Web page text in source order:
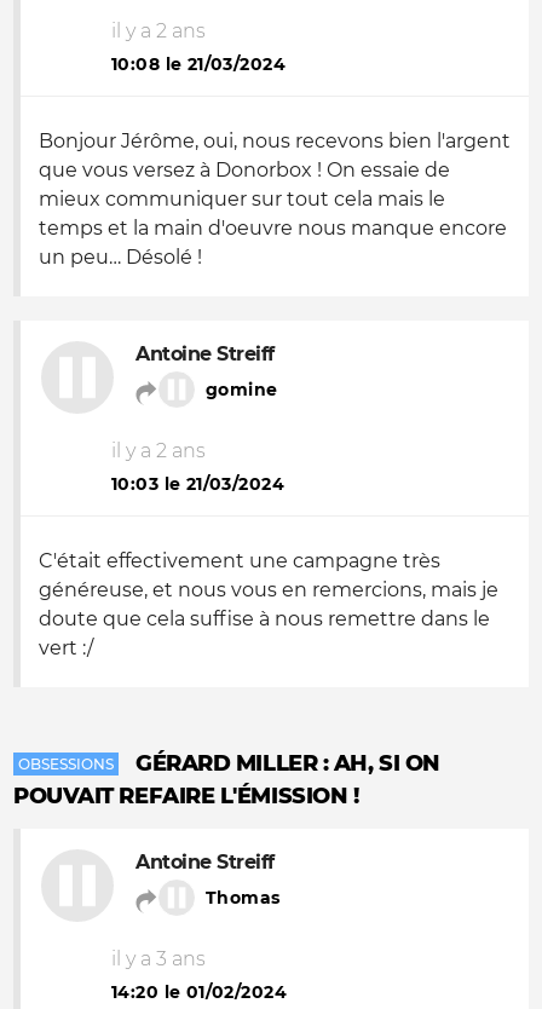
il y a 2 ans
10:08 le 21/03/2024
Bonjour Jérôme, oui, nous recevons bien l'argent
que vous versez à Donorbox ! On essaie de
mieux communiquer sur tout cela mais le
temps et la main d'oeuvre nous manque encore
un peu… Désolé !
Antoine Streiff
gomine
il y a 2 ans
10:03 le 21/03/2024
C'était effectivement une campagne très
généreuse, et nous vous en remercions, mais je
doute que cela suffise à nous remettre dans le
vert :/
OBSESSIONS
GÉRARD MILLER : AH, SI ON
POUVAIT REFAIRE L'ÉMISSION !
Antoine Streiff
Thomas
il y a 3 ans
14:20 le 01/02/2024